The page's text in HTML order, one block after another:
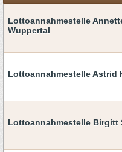
Lottoannahmestelle
Wuppertal
Lottoannahmestelle Astrid
Lottoannahmestelle Birgitt